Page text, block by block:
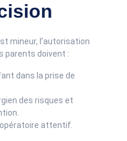
mineur, l’autorisation
parents doivent :
dans la prise de
des risques et
attentif.